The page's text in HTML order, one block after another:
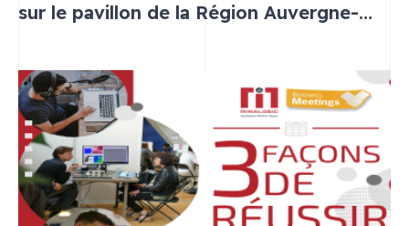
sur le pavillon de la Région Auvergne-